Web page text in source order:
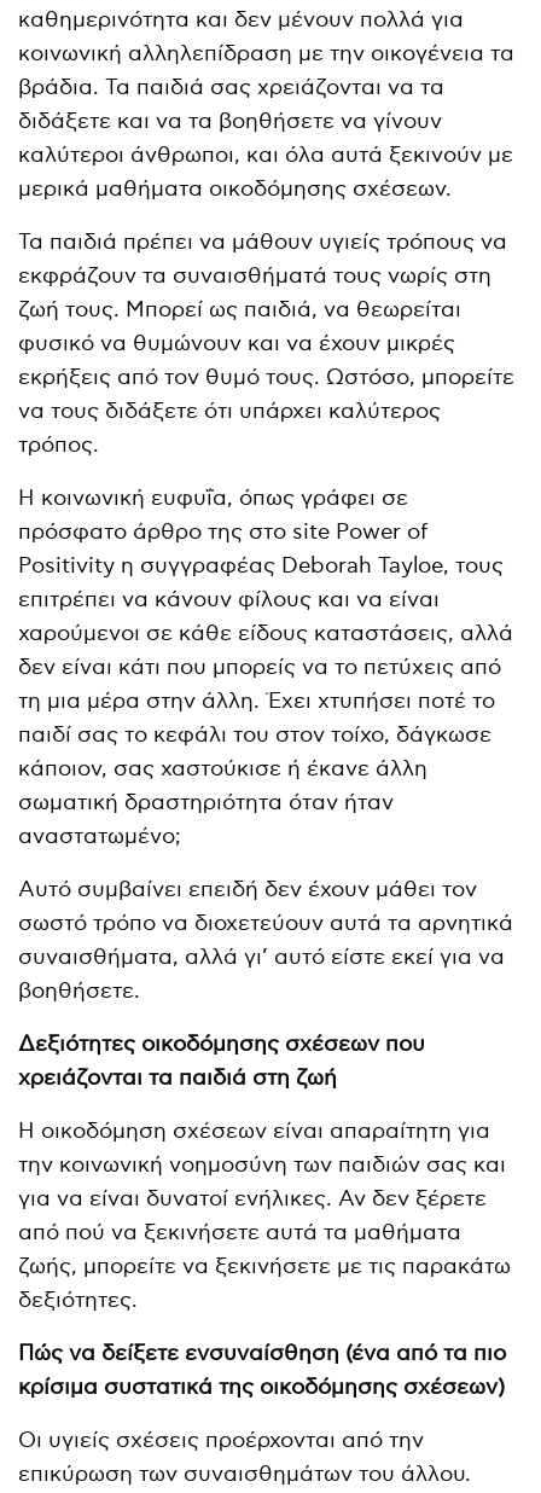
καθημερινότητα και δεν μένουν πολλά για
κοινωνική αλληλεπίδραση με την οικογένεια τα
βράδια. Τα παιδιά σας χρειάζονται να τα
διδάξετε και να τα βοηθήσετε να γίνουν
καλύτεροι άνθρωποι, και όλα αυτά ξεκινούν με
μερικά μαθήματα οικοδόμησης σχέσεων.
Τα παιδιά πρέπει να μάθουν υγιείς τρόπους να
εκφράζουν τα συναισθήματά τους νωρίς στη
ζωή τους. Μπορεί ως παιδιά, να θεωρείται
φυσικό να θυμώνουν και να έχουν μικρές
εκρήξεις από τον θυμό τους. Ωστόσο, μπορείτε
να τους διδάξετε ότι υπάρχει καλύτερος
τρόπος.
Η κοινωνική ευφυΐα, όπως γράφει σε
πρόσφατο άρθρο της στο site Power of
Positivity η συγγραφέας Deborah Tayloe, τους
επιτρέπει να κάνουν φίλους και να είναι
χαρούμενοι σε κάθε είδους καταστάσεις, αλλά
δεν είναι κάτι που μπορείς να το πετύχεις από
τη μια μέρα στην άλλη. Έχει χτυπήσει ποτέ το
παιδί σας το κεφάλι του στον τοίχο, δάγκωσε
κάποιον, σας χαστούκισε ή έκανε άλλη
σωματική δραστηριότητα όταν ήταν
αναστατωμένο;
Αυτό συμβαίνει επειδή δεν έχουν μάθει τον
σωστό τρόπο να διοχετεύουν αυτά τα αρνητικά
συναισθήματα, αλλά γι’ αυτό είστε εκεί για να
βοηθήσετε.
Δεξιότητες οικοδόμησης σχέσεων που
χρειάζονται τα παιδιά στη ζωή
Η οικοδόμηση σχέσεων είναι απαραίτητη για
την κοινωνική νοημοσύνη των παιδιών σας και
για να είναι δυνατοί ενήλικες. Αν δεν ξέρετε
από πού να ξεκινήσετε αυτά τα μαθήματα
ζωής, μπορείτε να ξεκινήσετε με τις παρακάτω
δεξιότητες.
Πώς να δείξετε ενσυναίσθηση (ένα από τα πιο
κρίσιμα συστατικά της οικοδόμησης σχέσεων)
Οι υγιείς σχέσεις προέρχονται από την
επικύρωση των συναισθημάτων του άλλου.